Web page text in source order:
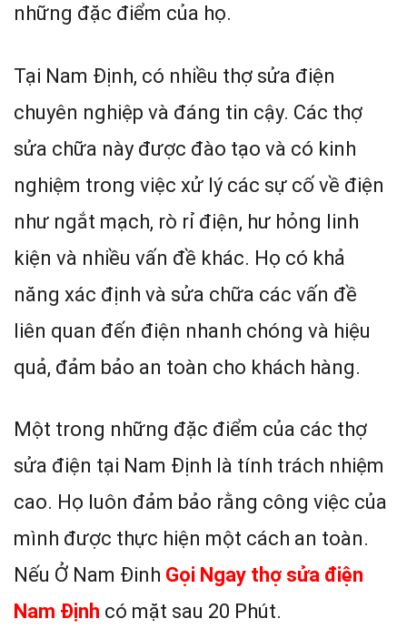
những đặc điểm của họ.
Tại Nam Định, có nhiều thợ sửa điện
chuyên nghiệp và đáng tin cậy. Các thợ
sửa chữa này được đào tạo và có kinh
nghiệm trong việc xử lý các sự cố về điện
như ngắt mạch, rò rỉ điện, hư hỏng linh
kiện và nhiều vấn đề khác. Họ có khả
năng xác định và sửa chữa các vấn đề
liên quan đến điện nhanh chóng và hiệu
quả, đảm bảo an toàn cho khách hàng.
Một trong những đặc điểm của các thợ
sửa điện tại Nam Định là tính trách nhiệm
cao. Họ luôn đảm bảo rằng công việc của
mình được thực hiện một cách an toàn.
Nếu Ở Nam Đinh Gọi Ngay thợ sửa điện
Nam Định có mặt sau 20 Phút.